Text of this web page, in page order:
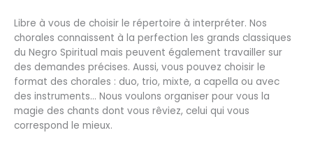
Libre à vous de choisir le répertoire à interpréter. Nos
chorales connaissent à la perfection les grands classiques
du Negro Spiritual mais peuvent également travailler sur
des demandes précises. Aussi, vous pouvez choisir le
format des chorales : duo, trio, mixte, a capella ou avec
des instruments… Nous voulons organiser pour vous la
magie des chants dont vous rêviez, celui qui vous
correspond le mieux.